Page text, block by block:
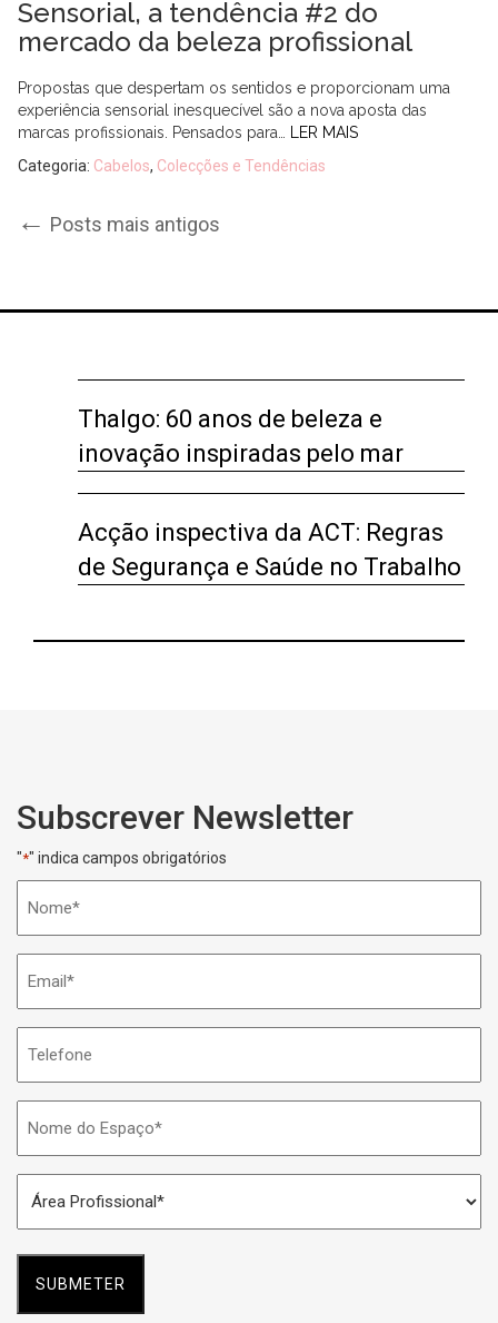
Sensorial, a tendência #2 do
mercado da beleza profissional
Propostas que despertam os sentidos e proporcionam uma
experiência sensorial inesquecível são a nova aposta das
marcas profissionais. Pensados para…
LER MAIS
Categoria: Cabelos, Colecções e Tendências
Post
← Posts mais antigos
Thalgo: 60 anos de beleza e
inovação inspiradas pelo mar
Acção inspectiva da ACT: Regras
de Segurança e Saúde no Trabalho
Subscrever Newsletter
"*" indica campos obrigatórios
do
Espaço
Profissional
*